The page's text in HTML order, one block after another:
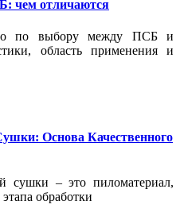
чем отличаются
по выбору между ПСБ и
область применения и
Основа Качественного
сушки – это пиломатериал,
обработки